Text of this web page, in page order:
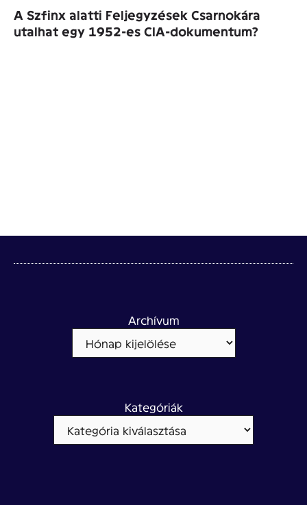
A Szfinx alatti Feljegyzések Csarnokára
utalhat egy 1952-es CIA-dokumentum?
Archívum
Kategóriák